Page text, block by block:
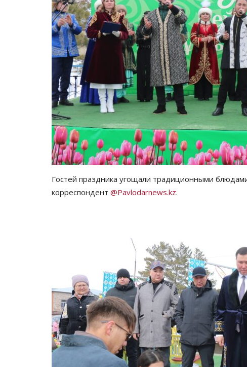
Гостей праздника угощали традиционными
корреспондент @Pavlodarnews.kz.